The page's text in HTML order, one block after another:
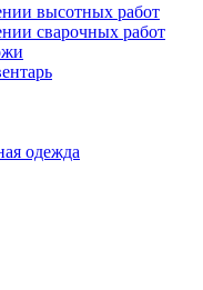
высотных работ
сварочных работ
одежда